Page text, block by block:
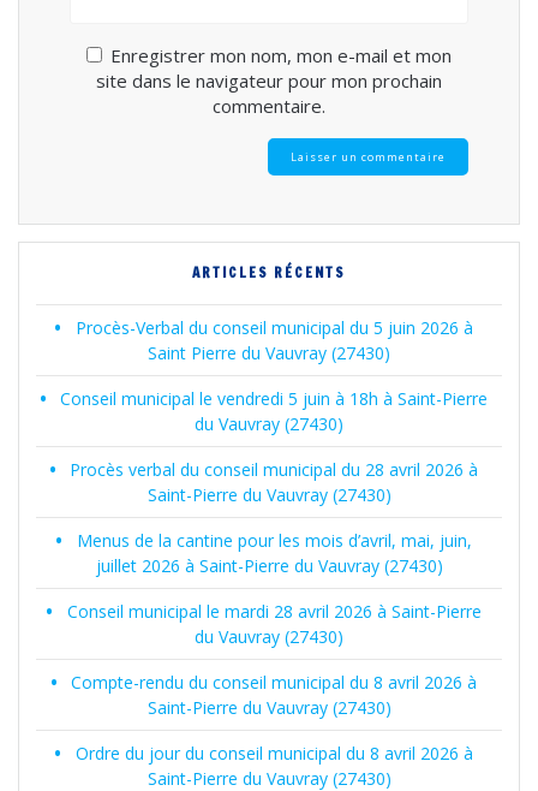
Enregistrer mon nom, mon e-mail et mon
site dans le navigateur pour mon prochain
commentaire.
ARTICLES RÉCENTS
Procès-Verbal du conseil municipal du 5 juin 2026 à
Saint Pierre du Vauvray (27430)
Conseil municipal le vendredi 5 juin à 18h à Saint-Pierre
du Vauvray (27430)
Procès verbal du conseil municipal du 28 avril 2026 à
Saint-Pierre du Vauvray (27430)
Menus de la cantine pour les mois d’avril, mai, juin,
juillet 2026 à Saint-Pierre du Vauvray (27430)
Conseil municipal le mardi 28 avril 2026 à Saint-Pierre
du Vauvray (27430)
Compte-rendu du conseil municipal du 8 avril 2026 à
Saint-Pierre du Vauvray (27430)
Ordre du jour du conseil municipal du 8 avril 2026 à
Saint-Pierre du Vauvray (27430)